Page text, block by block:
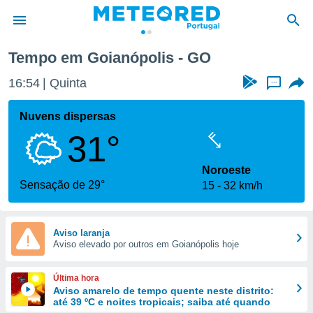
da
foi
fornecidas
a este
das
e
forma
digital
Tempo em Goianópolis - GO
16:54 Quinta ...
Nuvens dispersas
31°
Sensação de 29°
Noroeste
15
32 km/h
Aviso laranja
Aviso elevado por outros em Goianópolis hoje
Última hora
Aviso amarelo de tempo quente neste distrito:
até 39 ºC e noites tropicais; saiba até quando